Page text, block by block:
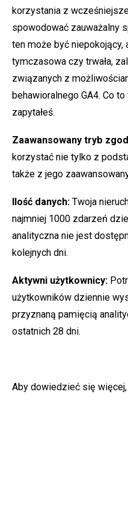
korzystania z
spowodować zauważalny
ten może być
tymczasowa czy trwała,
związanych z
behawioralnego GA4. Co
zapytałeś.
Zaawansowany tryb
korzystać nie tylko z
także z jego
Ilość danych: Twoja
najmniej 1000 zdarzeń
analityczna nie jest
kolejnych dni.
Aktywni użytkownicy:
użytkowników dziennie
przyznaną pamięcią
ostatnich 28 dni.
Aby dowiedzieć się